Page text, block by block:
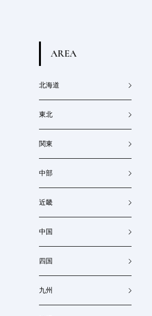
《millio》大地と食卓を結ぶ金属製プロ
AREA
北海道
東北
関東
中部
近畿
中国
四国
九州